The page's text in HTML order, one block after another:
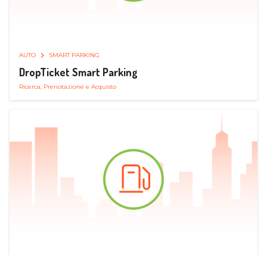
AUTO SMART PARKING
DropTicket Smart Parking
Ricerca, Prenotazione e Acquisto